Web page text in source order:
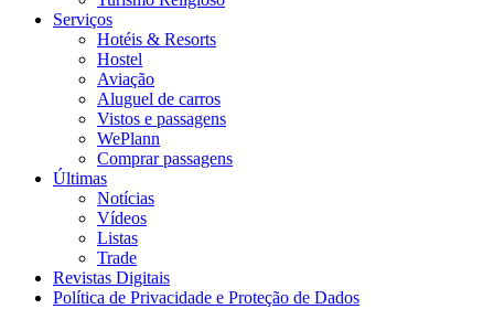
Serviços
Hotéis & Resorts
Hostel
Aviação
Aluguel de carros
Vistos e passagens
WePlann
Comprar passagens
Últimas
Notícias
Vídeos
Listas
Trade
Revistas Digitais
Política de Privacidade e Proteção de Dados